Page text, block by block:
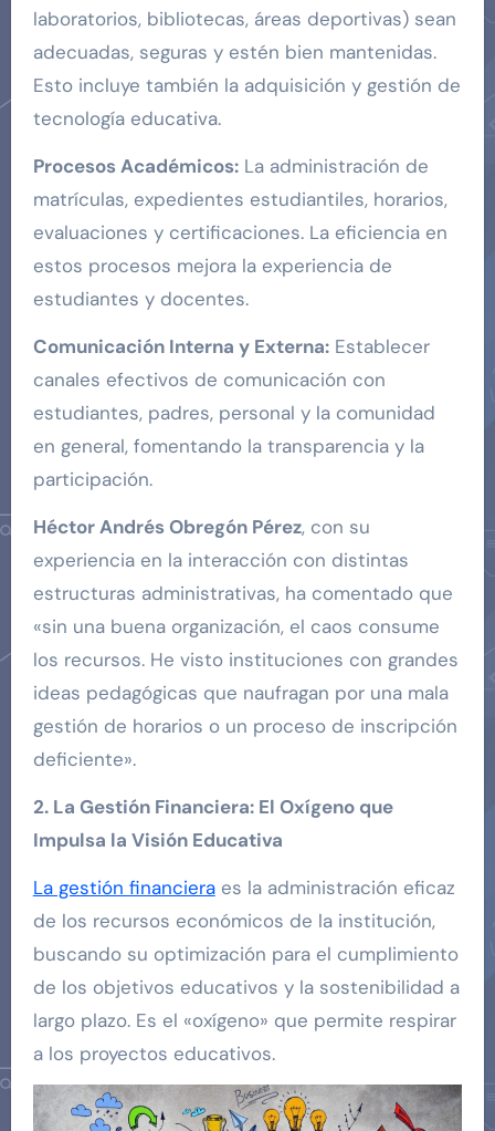
laboratorios, bibliotecas, áreas deportivas) sean
adecuadas, seguras y estén bien mantenidas.
Esto incluye también la adquisición y gestión de
tecnología educativa.
Procesos Académicos:La administración de
matrículas, expedientes estudiantiles, horarios,
evaluaciones y certificaciones. La eficiencia en
estos procesos mejora la experiencia de
estudiantes y docentes.
Comunicación Interna y Externa:Establecer
canales efectivos de comunicación con
estudiantes, padres, personal y la comunidad
en general, fomentando la transparencia y la
participación.
Héctor Andrés Obregón Pérez, con su
experiencia en la interacción con distintas
estructuras administrativas, ha comentado que
«sin una buena organización, el caos consume
los recursos. He visto instituciones con grandes
ideas pedagógicas que naufragan por una mala
gestión de horarios o un proceso de inscripción
deficiente».
2. La Gestión Financiera: El Oxígeno que
Impulsa la Visión Educativa
La gestión financieraes la administración eficaz
de los recursos económicos de la institución,
buscando su optimización para el cumplimiento
de los objetivos educativos y la sostenibilidad a
largo plazo. Es el «oxígeno» que permite respirar
a los proyectos educativos.